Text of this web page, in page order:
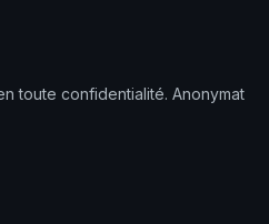
toute confidentialité. Anonymat